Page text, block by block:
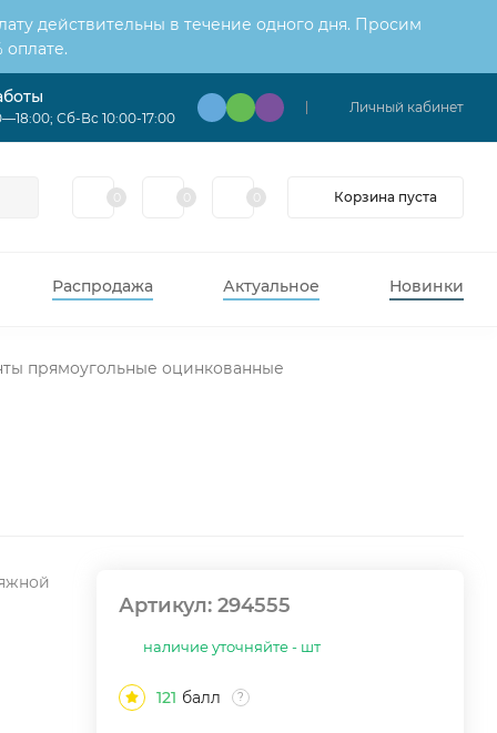
действительны в течение одного дня. Просим
Сб-Вс 10:00-17:00
Личный кабинет
Корзина пуста
Распродажа Актуальное Новинки
прямоугольные оцинкованные
Артикул:294555
наличие уточняйте - шт
121 балл ?